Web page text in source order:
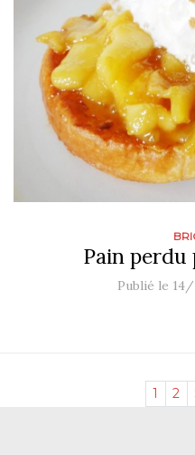
Pain perdu
Publié le 14/
1 2